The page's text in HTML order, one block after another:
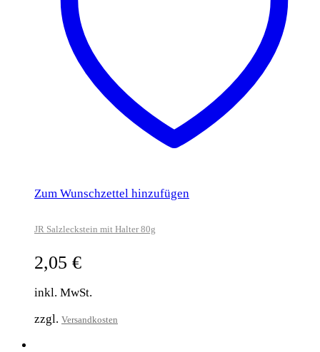
Zum Wunschzettel hinzufügen
JR Salzleckstein mit Halter 80g
2,05 €
inkl. MwSt.
zzgl. Versandkosten